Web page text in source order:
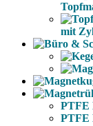
mit
PTFE
PTFE